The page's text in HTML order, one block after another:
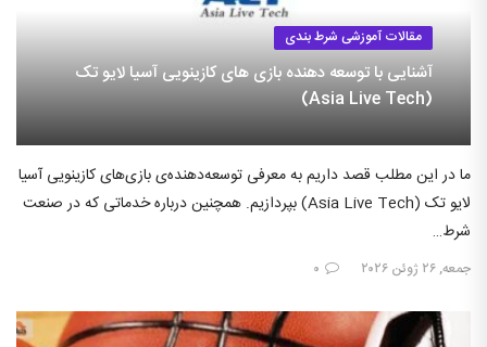
مقالات آموزشی شرط بندی
آشنایی با توسعه دهنده بازی های کازینویی آسیا لایو تک
(Asia Live Tech)
ما در این مطلب قصد داریم به معرفی توسعه‌دهنده‌ی بازی‌های کازینویی آسیا
لایو تک (Asia Live Tech) بپردازیم. همچنین درباره خدماتی که در صنعت
شرط…
جمعه, ۲۶ ژوئن ۲۰۲۶ ۰